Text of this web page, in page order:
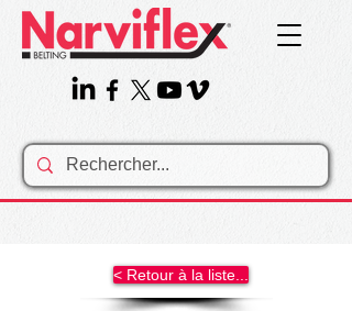
< Retour à la liste...